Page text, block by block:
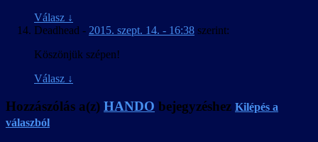
Válasz ↓
Deadhead - 2015. szept. 14. - 16:38 szerint:
Köszönjük szépen!
Válasz ↓
Hozzászólás a(z) HANDO bejegyzéshez Kilépés a
válaszból